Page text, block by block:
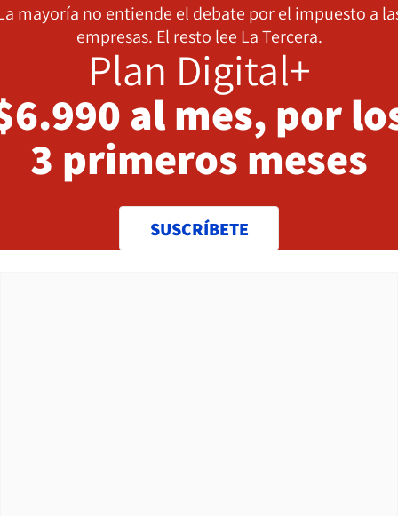
mayoría no entiende el debate por el impuesto a
empresas. El resto lee La Tercera.
Plan Digital+
al mes, por
3 primeros meses
SUSCRÍBETE